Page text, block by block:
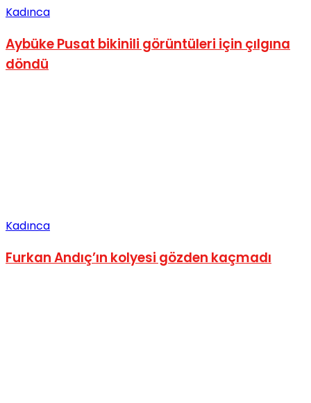
Kadınca
Aybüke Pusat bikinili görüntüleri için çılgına
döndü
Kadınca
Furkan Andıç’ın kolyesi gözden kaçmadı